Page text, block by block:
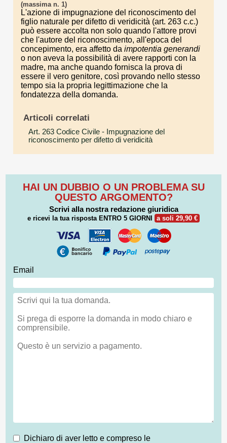
(massima n. 1)
L'azione di impugnazione del riconoscimento del
figlio naturale per difetto di veridicità (art. 263 c.c.)
può essere accolta non solo quando l'attore provi
che l'autore del riconoscimento, all'epoca del
concepimento, era affetto da impotentia generandi
o non aveva la possibilità di avere rapporti con la
madre, ma anche quando fornisca la prova di
essere il vero genitore, così provando nello stesso
tempo sia la propria legittimazione che la
fondatezza della domanda.
Articoli correlati
Art. 263 Codice Civile - Impugnazione del
riconoscimento per difetto di veridicità
HAI UN DUBBIO O UN PROBLEMA SU
QUESTO ARGOMENTO?
Scrivi alla nostra redazione giuridica
e ricevi la tua risposta ENTRO 5 GIORNI a soli 29,90 €
Email
Dichiaro di aver letto e compreso le